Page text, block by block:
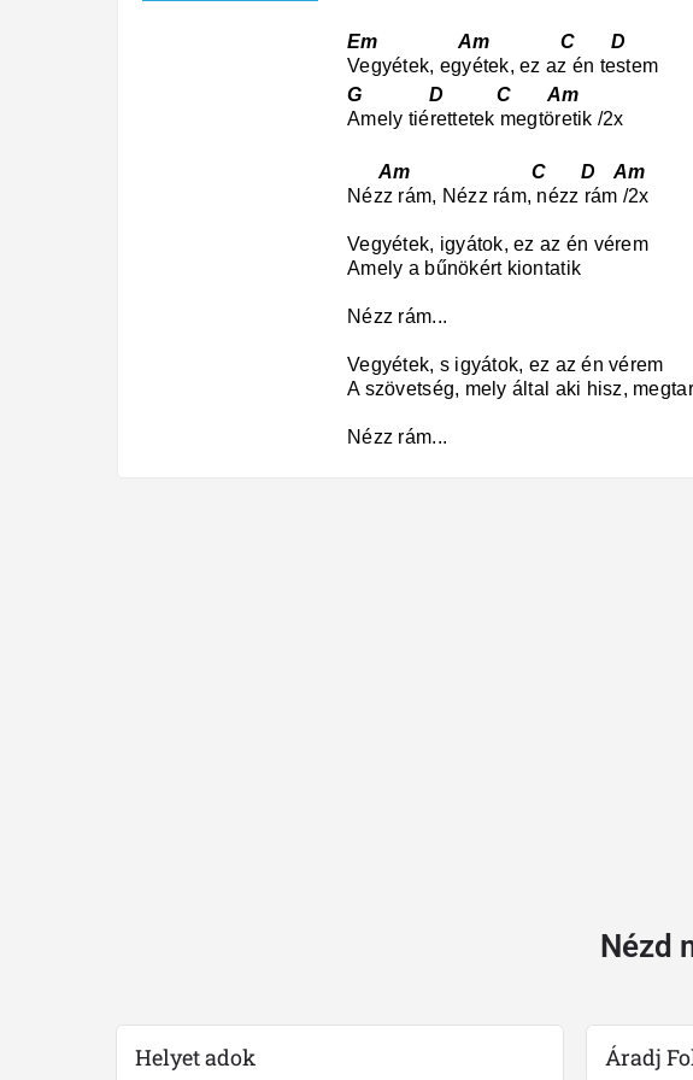
Em Am C D
Vegyétek, egyétek, ez az én testem
G D C Am
Amely tiérettetek megtöretik /2x
Am C D Am
Nézz rám, Nézz rám, nézz rám /2x
Vegyétek, igyátok, ez az én vérem
Amely a bűnökért kiontatik
Nézz rám...
Vegyétek, s igyátok, ez az én vérem
A szövetség, mely által aki hisz,
Nézz rám...
Nézd
Helyet adok Áradj